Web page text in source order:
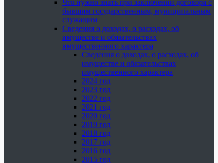
Что нужно знать при заключении договора с
бывшим государственным, муниципальным
служащим
Сведения о доходах, о расходах, об
имуществе и обязательствах
имущественного характера
Сведения о доходах, о расходах, об
имуществе и обязательствах
имущественного характера
2024 год
2023 год
2022 год
2021 год
2020 год
2019 год
2018 год
2017 год
2016 год
2015 год